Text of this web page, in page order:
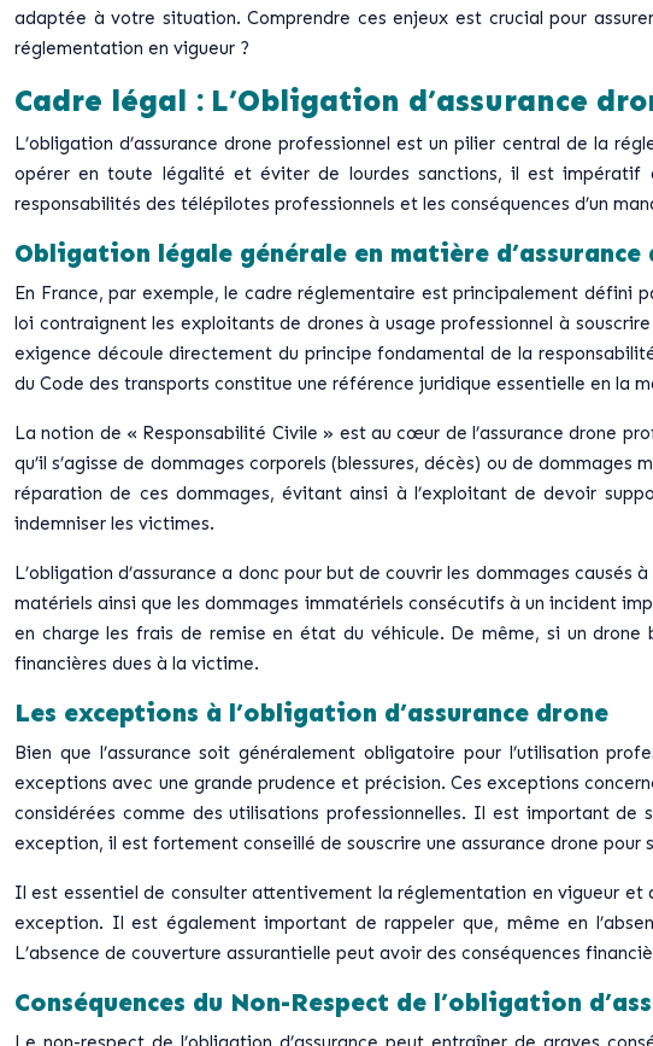
adaptée à votre situation. Comprendre ces enjeux est crucial pour
réglementation en vigueur ?
Cadre légal : L’Obligation d’assurance
L’obligation d’assurance drone professionnel est un pilier central de la
opérer en toute légalité et éviter de lourdes sanctions, il est impératif
responsabilités des télépilotes professionnels et les conséquences d’un
Obligation légale générale en matière d’assurance
En France, par exemple, le cadre réglementaire est principalement défini
loi contraignent les exploitants de drones à usage professionnel à
exigence découle directement du principe fondamental de la
du Code des transports constitue une référence juridique essentielle en la
La notion de « Responsabilité Civile » est au cœur de l’assurance drone
qu’il s’agisse de dommages corporels (blessures, décès) ou de
réparation de ces dommages, évitant ainsi à l’exploitant de devoir
indemniser les victimes.
L’obligation d’assurance a donc pour but de couvrir les dommages causés
matériels ainsi que les dommages immatériels consécutifs à un incident
en charge les frais de remise en état du véhicule. De même, si un drone
financières dues à la victime.
Les exceptions à l’obligation d’assurance drone
Bien que l’assurance soit généralement obligatoire pour l’utilisation
exceptions avec une grande prudence et précision. Ces exceptions
considérées comme des utilisations professionnelles. Il est important de
exception, il est fortement conseillé de souscrire une assurance drone pour
Il est essentiel de consulter attentivement la réglementation en vigueur
exception. Il est également important de rappeler que, même en
L’absence de couverture assurantielle peut avoir des conséquences
Conséquences du Non-Respect de l’obligation